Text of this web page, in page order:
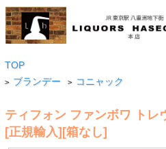
TOP
> ブランデー > コニャック
ティフォン ファンボワ トレ
[正規輸入][箱なし]